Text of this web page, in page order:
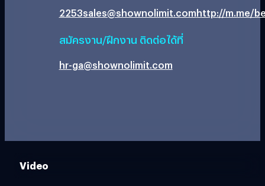
2253sales@shownolimit.comhttp://m.me/
สมัครงาน/ฝึกงาน ติดต่อได้ที่
hr-ga@shownolimit.com
Video